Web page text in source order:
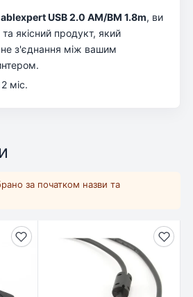
USB 2.0 AM/BM 1.8m, ви
якісний продукт, який
з'єднання між вашим
міс.
за початком назви та